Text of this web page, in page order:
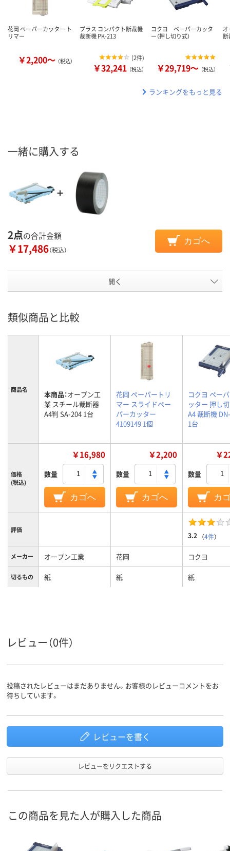
花岡 ペーパーカッター ト
リマー
￥2,200～ （税込）
プラス コンパクト断裁機
裁断機 PK-213
(2件)
￥32,241 （税込）
コクヨ ペーパーカッタ
ー（押し切り式）
￥29,719～ （税込）
ランキングをもっと見る
一緒に購入する
2点の合計金額
￥17,486（税込）
カゴへ
開く
類似商品と比較
商品名 本商品：オープン工
業 スチール裁断器
A4判 SA-204 1台
花岡 ペーパートリ
マー スライドペー
パーカッター
4109149 1個
コクヨ ペー
ッター 押し
A4 裁断機
1台
価格
(税込)
￥16,980
数量
カゴへ
￥2,200
数量
カゴへ
￥
数量
カ
評価
3.2 （4件）
メーカー オープン工業 花岡 コクヨ
切るもの 紙 紙 紙
レビュー（0件）
投稿されたレビューはまだありません。お客様のレビューコメントをお
待ちしています。
レビューを書く
レビューをリクエストする
この商品を見た人が購入した商品